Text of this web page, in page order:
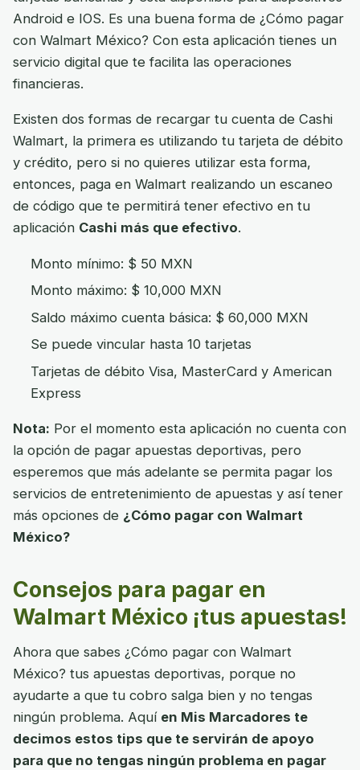
Android e IOS. Es una buena forma de ¿Cómo pagar
con Walmart México? Con esta aplicación tienes un
servicio digital que te facilita las operaciones
financieras.
Existen dos formas de recargar tu cuenta de Cashi
Walmart, la primera es utilizando tu tarjeta de débito
y crédito, pero si no quieres utilizar esta forma,
entonces, paga en Walmart realizando un escaneo
de código que te permitirá tener efectivo en tu
aplicación Cashi más que efectivo.
Monto mínimo: $ 50 MXN
Monto máximo: $ 10,000 MXN
Saldo máximo cuenta básica: $ 60,000 MXN
Se puede vincular hasta 10 tarjetas
Tarjetas de débito Visa, MasterCard y American
Express
Nota: Por el momento esta aplicación no cuenta con
la opción de pagar apuestas deportivas, pero
esperemos que más adelante se permita pagar los
servicios de entretenimiento de apuestas y así tener
más opciones de ¿Cómo pagar con Walmart
México?
Consejos para pagar en
Walmart México ¡tus apuestas!
Ahora que sabes ¿Cómo pagar con Walmart
México? tus apuestas deportivas, porque no
ayudarte a que tu cobro salga bien y no tengas
ningún problema. Aquí en Mis Marcadores te
decimos estos tips que te servirán de apoyo
para que no tengas ningún problema en pagar